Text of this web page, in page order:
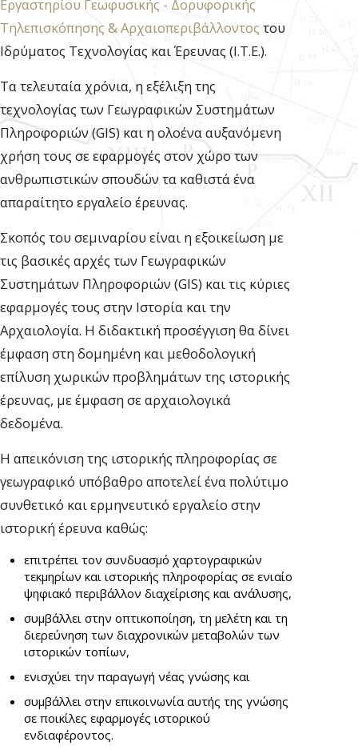
Εργαστηρίου Γεωφυσικής - Δορυφορικής
Τηλεπισκόπησης & Αρχαιοπεριβάλλοντος του
Ιδρύματος Τεχνολογίας και Έρευνας (Ι.Τ.Ε.).
Τα τελευταία χρόνια, η εξέλιξη της
τεχνολογίας των Γεωγραφικών Συστημάτων
Πληροφοριών (GIS) και η ολοένα αυξανόμενη
χρήση τους σε εφαρμογές στον χώρο των
ανθρωπιστικών σπουδών τα καθιστά ένα
απαραίτητο εργαλείο έρευνας.
Σκοπός του σεμιναρίου είναι η εξοικείωση με
τις βασικές αρχές των Γεωγραφικών
Συστημάτων Πληροφοριών (GIS) και τις κύριες
εφαρμογές τους στην Ιστορία και την
Αρχαιολογία. Η διδακτική προσέγγιση θα δίνει
έμφαση στη δομημένη και μεθοδολογική
επίλυση χωρικών προβλημάτων της ιστορικής
έρευνας, με έμφαση σε αρχαιολογικά
δεδομένα.
Η απεικόνιση της ιστορικής πληροφορίας σε
γεωγραφικό υπόβαθρο αποτελεί ένα πολύτιμο
συνθετικό και ερμηνευτικό εργαλείο στην
ιστορική έρευνα καθώς:
επιτρέπει τον συνδυασμό χαρτογραφικών
τεκμηρίων και ιστορικής πληροφορίας σε ενιαίο
ψηφιακό περιβάλλον διαχείρισης και ανάλυσης,
συμβάλλει στην οπτικοποίηση, τη μελέτη και τη
διερεύνηση των διαχρονικών μεταβολών των
ιστορικών τοπίων,
ενισχύει την παραγωγή νέας γνώσης και
συμβάλλει στην επικοινωνία αυτής της γνώσης
σε ποικίλες εφαρμογές ιστορικού
ενδιαφέροντος.